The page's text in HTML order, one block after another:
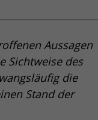
Aussagen
Sichtweise des
die
Stand der